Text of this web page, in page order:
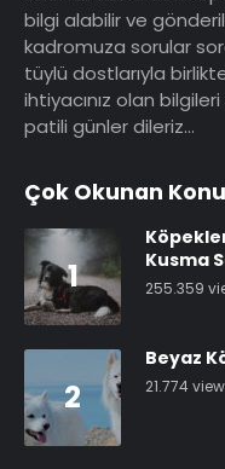
bilgi alabilir ve
kadromuza sorular
tüylü dostlarıyla
ihtiyacınız olan
patili günler dileriz…
Çok Okunan
1
Kusma
255.359
2
Beyaz
21.774